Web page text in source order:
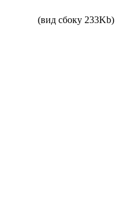
(вид сбоку 233Kb)